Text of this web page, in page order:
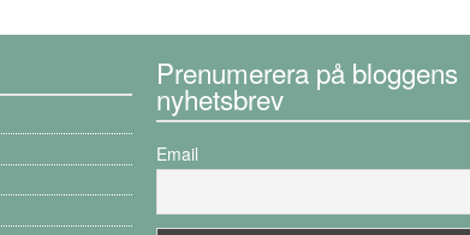
Prenumerera på bloggens
nyhetsbrev
Email